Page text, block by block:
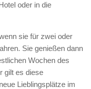
oder in die
sie für zwei oder
Sie genießen dann
Wochen des
gilt es diese
Lieblingsplätze im